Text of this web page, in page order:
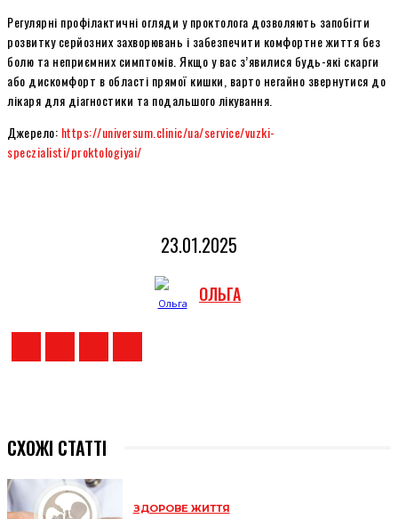
Регулярні профілактичні огляди у проктолога дозволяють запобігти
розвитку серйозних захворювань і забезпечити комфортне життя без
болю та неприємних симптомів. Якщо у вас з’явилися будь-які скарги
або дискомфорт в області прямої кишки, варто негайно звернутися до
лікаря для діагностики та подальшого лікування.
Джерело: https://universum.clinic/ua/service/vuzki-
speczialisti/proktologiyai/
23.01.2025
ОЛЬГА
СХОЖІ СТАТТІ
ЗДОРОВЕ ЖИТТЯ